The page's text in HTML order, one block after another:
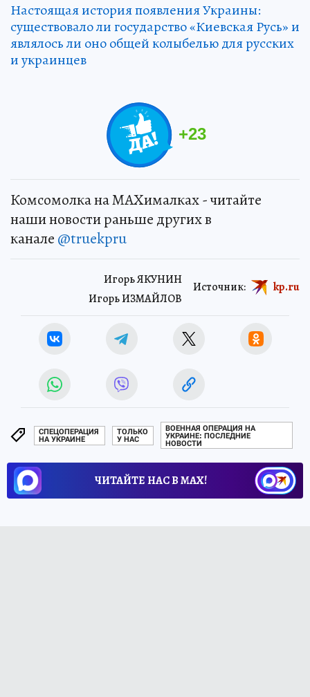
Настоящая история появления Украины:
существовало ли государство «Киевская Русь» и
являлось ли оно общей колыбелью для русских
и украинцев
+23
Комсомолка на MAXималках - читайте
наши новости раньше других в
канале @truekpru
Игорь ЯКУНИН
Игорь ИЗМАЙЛОВ
Источник: kp.ru
СПЕЦОПЕРАЦИЯ
НА УКРАИНЕ
ТОЛЬКО
У НАС
ВОЕННАЯ ОПЕРАЦИЯ НА
УКРАИНЕ: ПОСЛЕДНИЕ
НОВОСТИ
ЧИТАЙТЕ НАС В МАХ!